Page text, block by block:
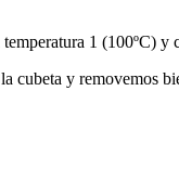
1 (100ºC)
cubeta y removemos